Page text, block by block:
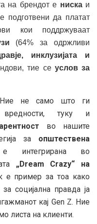
на брендот е нискаи
подготвени да платат
кои поддржуваат
(64% за одржливи
инклузијата и
тие се услов за
не само што ги
вредности, туку и
во нашите
за општествена
во
„Dream Crazy“ на
е пример за тоа како
за социјална правда ја
кај Gen Z. Ние
листа на клиенти.